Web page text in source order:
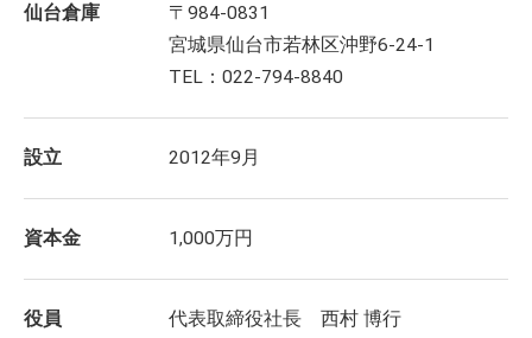
仙台倉庫
〒984-0831
宮城県仙台市若林区沖野6-24-1
TEL：022-794-8840
設立 2012年9月
資本金 1,000万円
役員
代表取締役社長 西村 博行